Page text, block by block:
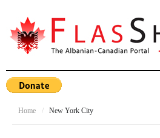
Home / New York City